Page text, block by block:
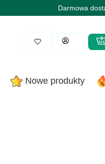
Darmowa
Zaloguj się
Nowe produkty